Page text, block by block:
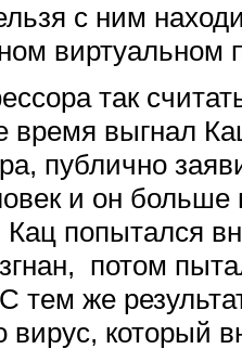
с ним
виртуальном
так
время выгнал
публично
и он больше
попытался
потом
тем же
вирус, который